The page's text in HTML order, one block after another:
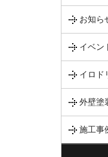
お知ら
イベン
イロド
外壁塗
施工事